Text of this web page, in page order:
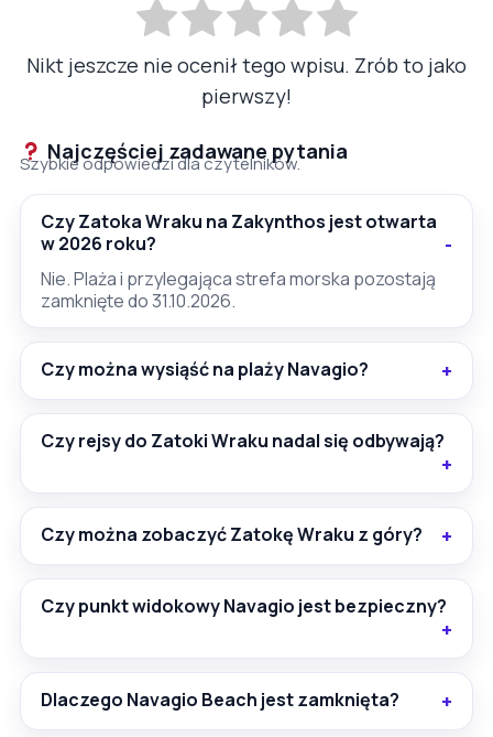
Nikt jeszcze nie ocenił tego wpisu. Zrób to jako
pierwszy!
Najczęściej zadawane pytania
Szybkie odpowiedzi dla czytelników.
Czy Zatoka Wraku na Zakynthos jest otwarta
w 2026 roku?
Nie. Plaża i przylegająca strefa morska pozostają
zamknięte do 31.10.2026.
Czy można wysiąść na plaży Navagio?
Czy rejsy do Zatoki Wraku nadal się odbywają?
Czy można zobaczyć Zatokę Wraku z góry?
Czy punkt widokowy Navagio jest bezpieczny?
Dlaczego Navagio Beach jest zamknięta?